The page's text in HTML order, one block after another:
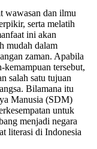
wawasan dan ilmu
serta melatih
ini akan
mudah dalam
zaman. Apabila
tersebut,
salah satu tujuan
Bilamana itu
Manusia (SDM)
untuk
menjadi negara
literasi di Indonesia